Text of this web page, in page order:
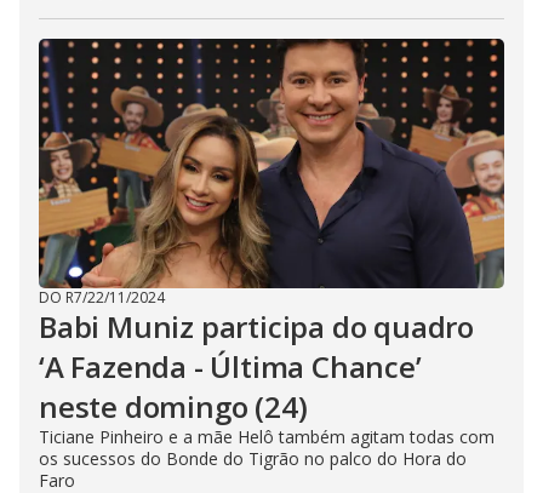
DO R7/22/11/2024
Babi Muniz participa do quadro
‘A Fazenda - Última Chance’
neste domingo (24)
Ticiane Pinheiro e a mãe Helô também agitam todas com
os sucessos do Bonde do Tigrão no palco do Hora do
Faro